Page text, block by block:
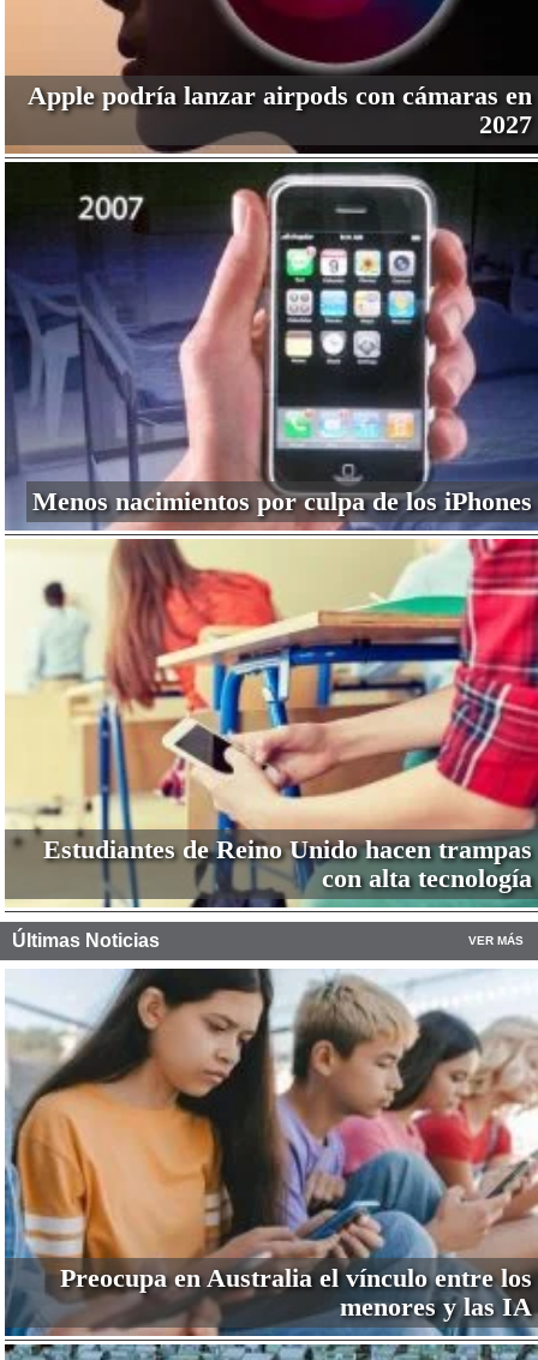
Apple podría lanzar airpods con cámaras en
2027
Menos nacimientos por culpa de los iPhones
Estudiantes de Reino Unido hacen trampas
con alta tecnología
Últimas Noticias VER MÁS
Preocupa en Australia el vínculo entre los
menores y las IA